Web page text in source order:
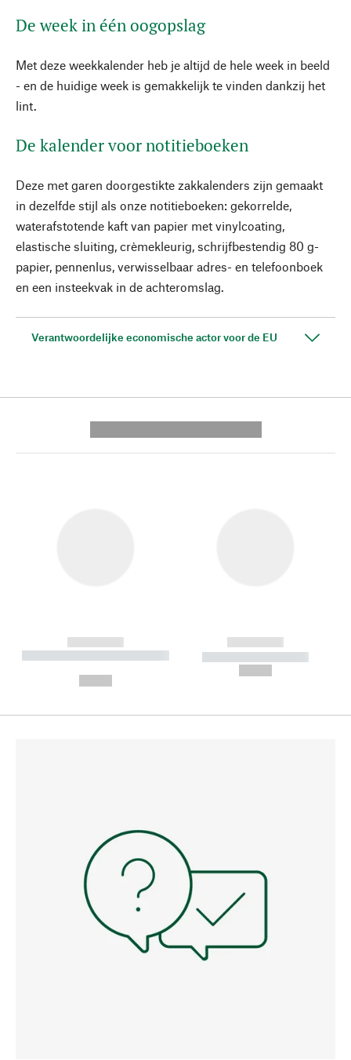
De week in één oogopslag
Met deze weekkalender heb je altijd de hele week in beeld
- en de huidige week is gemakkelijk te vinden dankzij het
lint.
De kalender voor notitieboeken
Deze met garen doorgestikte zakkalenders zijn gemaakt
in dezelfde stijl als onze notitieboeken: gekorrelde,
waterafstotende kaft van papier met vinylcoating,
elastische sluiting, crèmekleurig, schrijfbestendig 80 g-
papier, pennenlus, verwisselbaar adres- en telefoonboek
en een insteekvak in de achteromslag.
Verantwoordelijke economische actor voor de EU
------------
----------- ----------- --------
------------
----------- -----------